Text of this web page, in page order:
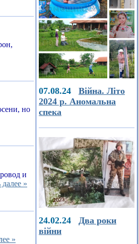
но
и
»
»
07.08.24 Війна. Літо
2024 р. Аномальна
спека
24.02.24 Два роки
війни